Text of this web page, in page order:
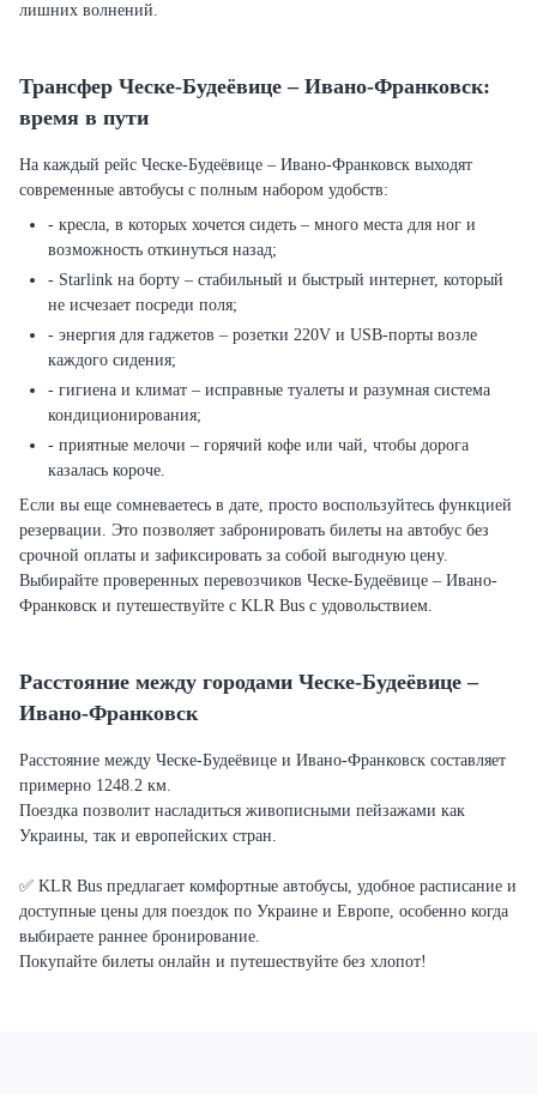
лишних волнений.
Трансфер Ческе-Будеёвице – Ивано-Франковск:
время в пути
На каждый рейс Ческе-Будеёвице – Ивано-Франковск выходят
современные автобусы с полным набором удобств:
- кресла, в которых хочется сидеть – много места для ног и
возможность откинуться назад;
- Starlink на борту – стабильный и быстрый интернет, который
не исчезает посреди поля;
- энергия для гаджетов – розетки 220V и USB-порты возле
каждого сидения;
- гигиена и климат – исправные туалеты и разумная система
кондиционирования;
- приятные мелочи – горячий кофе или чай, чтобы дорога
казалась короче.
Если вы еще сомневаетесь в дате, просто воспользуйтесь функцией
резервации. Это позволяет забронировать билеты на автобус без
срочной оплаты и зафиксировать за собой выгодную цену.
Выбирайте проверенных перевозчиков Ческе-Будеёвице – Ивано-
Франковск и путешествуйте с KLR Bus с удовольствием.
Расстояние между городами Ческе-Будеёвице –
Ивано-Франковск
Расстояние между Ческе-Будеёвице и Ивано-Франковск составляет
примерно 1248.2 км.
Поездка позволит насладиться живописными пейзажами как
Украины, так и европейских стран.
✅ KLR Bus предлагает комфортные автобусы, удобное расписание и
доступные цены для поездок по Украине и Европе, особенно когда
выбираете раннее бронирование.
Покупайте билеты онлайн и путешествуйте без хлопот!